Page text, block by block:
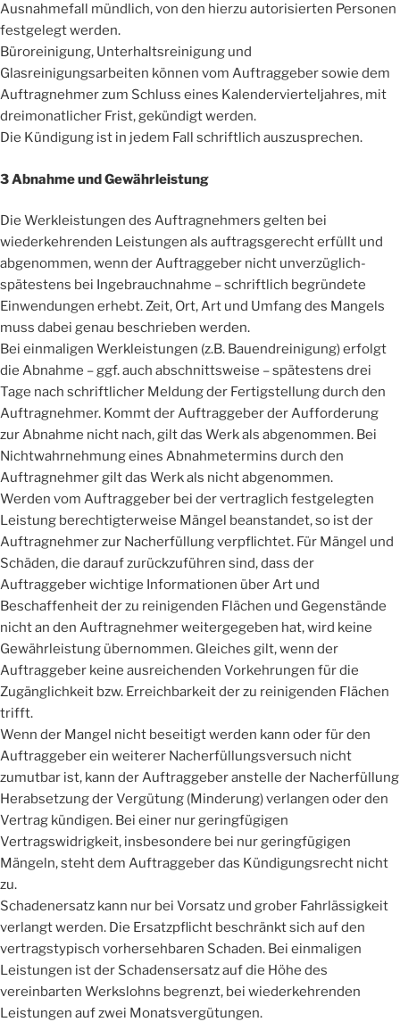
Ausnahmefall mündlich, von den hierzu autorisierten Personen
festgelegt werden.
Büroreinigung, Unterhaltsreinigung und
Glasreinigungsarbeiten können vom Auftraggeber sowie dem
Auftragnehmer zum Schluss eines Kalendervierteljahres, mit
dreimonatlicher Frist, gekündigt werden.
Die Kündigung ist in jedem Fall schriftlich auszusprechen.
3 Abnahme und Gewährleistung
Die Werkleistungen des Auftragnehmers gelten bei
wiederkehrenden Leistungen als auftragsgerecht erfüllt und
abgenommen, wenn der Auftraggeber nicht unverzüglich-
spätestens bei Ingebrauchnahme – schriftlich begründete
Einwendungen erhebt. Zeit, Ort, Art und Umfang des Mangels
muss dabei genau beschrieben werden.
Bei einmaligen Werkleistungen (z.B. Bauendreinigung) erfolgt
die Abnahme – ggf. auch abschnittsweise – spätestens drei
Tage nach schriftlicher Meldung der Fertigstellung durch den
Auftragnehmer. Kommt der Auftraggeber der Aufforderung
zur Abnahme nicht nach, gilt das Werk als abgenommen. Bei
Nichtwahrnehmung eines Abnahmetermins durch den
Auftragnehmer gilt das Werk als nicht abgenommen.
Werden vom Auftraggeber bei der vertraglich festgelegten
Leistung berechtigterweise Mängel beanstandet, so ist der
Auftragnehmer zur Nacherfüllung verpflichtet. Für Mängel und
Schäden, die darauf zurückzuführen sind, dass der
Auftraggeber wichtige Informationen über Art und
Beschaffenheit der zu reinigenden Flächen und Gegenstände
nicht an den Auftragnehmer weitergegeben hat, wird keine
Gewährleistung übernommen. Gleiches gilt, wenn der
Auftraggeber keine ausreichenden Vorkehrungen für die
Zugänglichkeit bzw. Erreichbarkeit der zu reinigenden Flächen
trifft.
Wenn der Mangel nicht beseitigt werden kann oder für den
Auftraggeber ein weiterer Nacherfüllungsversuch nicht
zumutbar ist, kann der Auftraggeber anstelle der Nacherfüllung
Herabsetzung der Vergütung (Minderung) verlangen oder den
Vertrag kündigen. Bei einer nur geringfügigen
Vertragswidrigkeit, insbesondere bei nur geringfügigen
Mängeln, steht dem Auftraggeber das Kündigungsrecht nicht
zu.
Schadenersatz kann nur bei Vorsatz und grober Fahrlässigkeit
verlangt werden. Die Ersatzpflicht beschränkt sich auf den
vertragstypisch vorhersehbaren Schaden. Bei einmaligen
Leistungen ist der Schadensersatz auf die Höhe des
vereinbarten Werkslohns begrenzt, bei wiederkehrenden
Leistungen auf zwei Monatsvergütungen.